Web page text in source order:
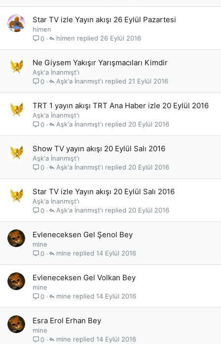
Star TV izle Yayın akışı 26 Eylül Pazartesi
himen
0
26 Eylül 2016
himen
Ne Giysem Yakışır Yarışmacıları Kimdir
Aşk'a İnanmışt'ı
0
21 Eylül 2016
Aşk'a İnanmışt'ı
TRT 1 yayın akışı TRT Ana Haber izle 20 Eylül 2016
Aşk'a İnanmışt'ı
0
20 Eylül 2016
Aşk'a İnanmışt'ı
Show TV yayın akışı 20 Eylül Salı 2016
Aşk'a İnanmışt'ı
0
20 Eylül 2016
Aşk'a İnanmışt'ı
Star TV izle Yayın akışı 20 Eylül Salı 2016
Aşk'a İnanmışt'ı
0
20 Eylül 2016
Aşk'a İnanmışt'ı
Evleneceksen Gel Şenol Bey
mine
0
14 Eylül 2016
mine
Evleneceksen Gel Volkan Bey
mine
0
14 Eylül 2016
mine
Esra Erol Erhan Bey
mine
0
14 Eylül 2016
mine